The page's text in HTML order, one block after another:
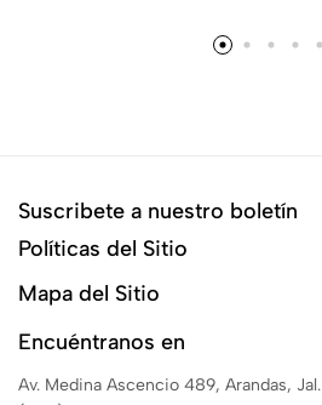
Suscribete a nuestro boletín
Políticas del Sitio
Mapa del Sitio
Encuéntranos en
Av. Medina Ascencio 489, Arandas, Jal.